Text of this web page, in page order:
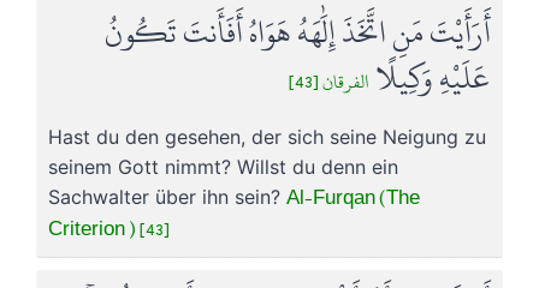
أَرَأَيْتَ مَنِ اتَّخَذَ إِلَٰهَهُ هَوَاهُ أَفَأَنتَ تَكُونُ
عَلَيْهِ وَكِيلًا الفرقان [43]
Hast du den gesehen, der sich seine Neigung zu
seinem Gott nimmt? Willst du denn ein
Sachwalter über ihn sein? Al-Furqan (The
Criterion ) [43]